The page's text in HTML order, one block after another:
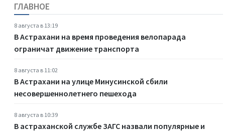
ГЛАВНОЕ
8 августа в 13:19
В Астрахани на время проведения велопарада
ограничат движение транспорта
8 августа в 11:02
В Астрахани на улице Минусинской сбили
несовершеннолетнего пешехода
8 августа в 10:39
В астраханской службе ЗАГС назвали популярные и